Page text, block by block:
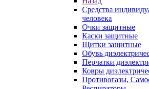
Средства
человека
Очки защитные
Каски защитные
Щитки защитные
Обувь
Перчатки
Ковры
Противогазы,